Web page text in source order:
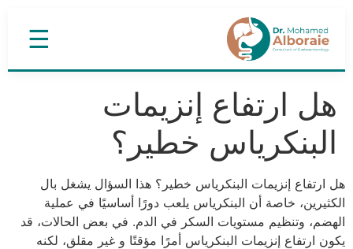
☰
هل ارتفاع إنزيمات
البنكرياس خطير؟
هل ارتفاع إنزيمات البنكرياس خطير؟ هذا السؤال يشغل بال
الكثيرين، خاصة أن البنكرياس يلعب دورًا أساسيًا في عملية
الهضم، وتنظيم مستويات السكر في الدم. في بعض الحالات، قد
يكون ارتفاع إنزيمات البنكرياس أمرًا مؤقتًا و غير مقلق، لكنه